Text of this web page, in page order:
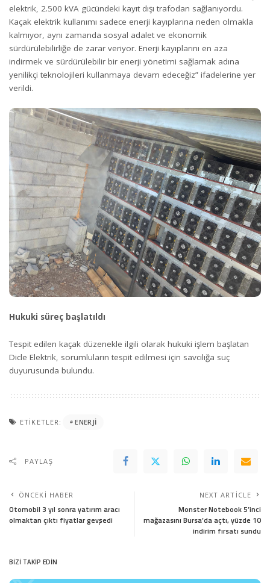
elektrik, 2.500 kVA gücündeki kayıt dışı trafodan sağlanıyordu.
Kaçak elektrik kullanımı sadece enerji kayıplarına neden olmakla
kalmıyor, aynı zamanda sosyal adalet ve ekonomik
sürdürülebilirliğe de zarar veriyor. Enerji kayıplarını en aza
indirmek ve sürdürülebilir bir enerji yönetimi sağlamak adına
yenilikçi teknolojileri kullanmaya devam edeceğiz” ifadelerine yer
verildi.
Hukuki süreç başlatıldı
Tespit edilen kaçak düzenekle ilgili olarak hukuki işlem başlatan
Dicle Elektrik, sorumluların tespit edilmesi için savcılığa suç
duyurusunda bulundu.
ETIKETLER: ENERJI
PAYLAŞ
ÖNCEKI HABER
Otomobil 3 yıl sonra yatırım aracı
olmaktan çıktı fiyatlar gevşedi
NEXT ARTICLE
Monster Notebook 5’inci
mağazasını Bursa’da açtı, yüzde 10
indirim fırsatı sundu
BİZİ TAKİP EDİN